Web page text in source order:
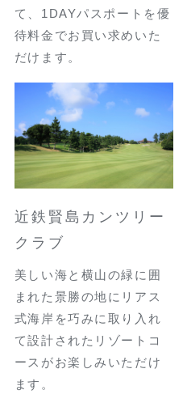
て、1DAYパスポートを優
待料金でお買い求めいた
だけます。
近鉄賢島カンツリー
クラブ
美しい海と横山の緑に囲
まれた景勝の地にリアス
式海岸を巧みに取り入れ
て設計されたリゾートコ
ースがお楽しみいただけ
ます。